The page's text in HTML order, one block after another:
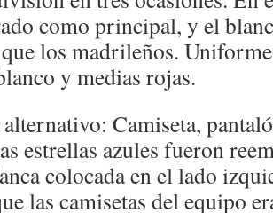
como principal, y el
los madrileños.
y medias rojas.
Camiseta,
estrellas azules fueron
colocada en el lado
las camisetas del equipo